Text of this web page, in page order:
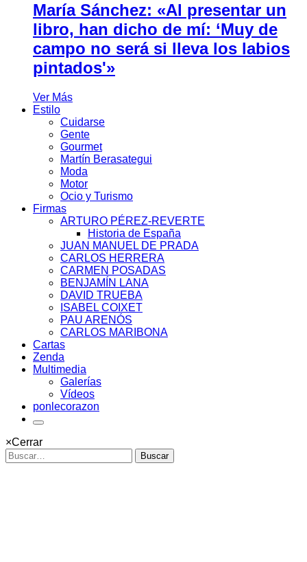
María Sánchez: «Al presentar un
libro, han dicho de mí: ‘Muy de
campo no será si lleva los labios
pintados'»
Ver Más
Estilo
Cuidarse
Gente
Gourmet
Martín Berasategui
Moda
Motor
Ocio y Turismo
Firmas
ARTURO PÉREZ-REVERTE
Historia de España
JUAN MANUEL DE PRADA
CARLOS HERRERA
CARMEN POSADAS
BENJAMÍN LANA
DAVID TRUEBA
ISABEL COIXET
PAU ARENÓS
CARLOS MARIBONA
Cartas
Zenda
Multimedia
Galerías
Vídeos
ponlecorazon
×Cerrar
Buscar